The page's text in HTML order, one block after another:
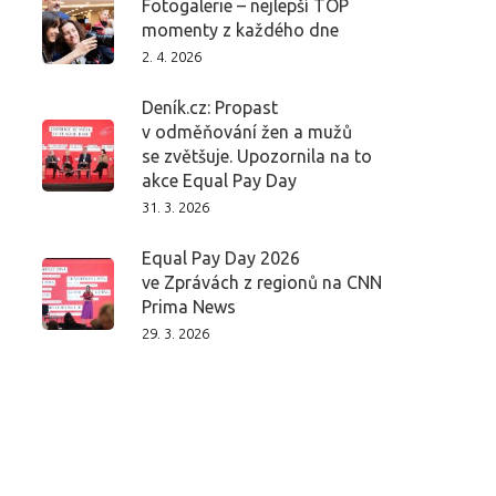
Fotogalerie – nejlepší TOP
momenty z každého dne
2. 4. 2026
Deník.cz: Propast
v odměňování žen a mužů
se zvětšuje. Upozornila na to
akce Equal Pay Day
31. 3. 2026
Equal Pay Day 2026
ve Zprávách z regionů na CNN
Prima News
29. 3. 2026